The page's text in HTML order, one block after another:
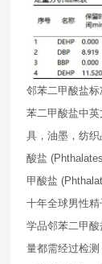
邻苯二甲酸盐
苯二甲酸盐中
具，油墨，纺
酸盐
甲酸盐
十年全球男性
学品邻苯二甲
量都需经过检